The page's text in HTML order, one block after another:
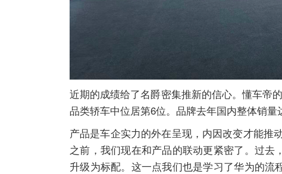
近期的成绩给了名爵密集推新的信心。懂车帝
品类轿车中位居第6位。品牌去年国内整体销量
产品是车企实力的外在呈现，内因改变才能推
之前，我们现在和产品的联动更紧密了。过
升级为标配。这一点我们也是学习了华为的